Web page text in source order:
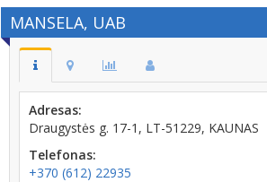
MANSELA, UAB
Adresas:
Draugystės g. 17-1, LT-51229, KAUNAS
Telefonas:
+370 (612) 22935